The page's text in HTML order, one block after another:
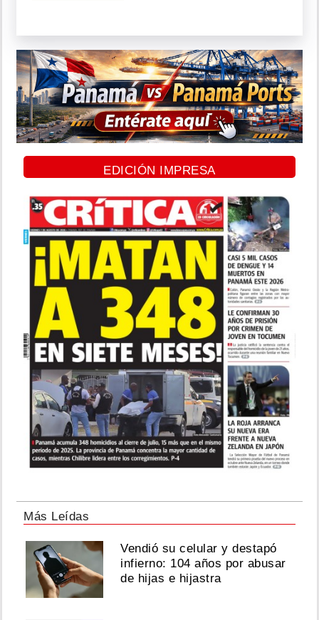
EDICIÓN IMPRESA
Más Leídas
Vendió su celular y destapó
infierno: 104 años por abusar
de hijas e hijastra